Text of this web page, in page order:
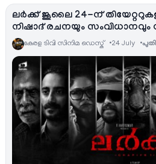
ലർക്ക് ജൂലൈ 24-ന്
നിഷാദ് രചനയും സംവിധാനവും
കേരള ടിവി സിനിമ ഡെസ്ക് 24 July